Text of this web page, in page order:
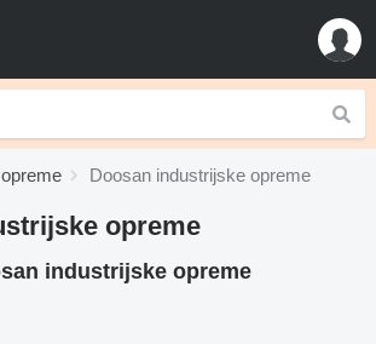
Doosan industrijske opreme
opreme
industrijske opreme